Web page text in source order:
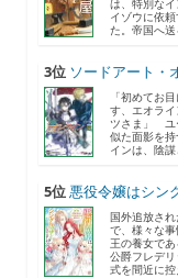
は、特別な
イゾウに依
た。帝国へ
3位 ソードアート・
2...
「初めてお
す、エオラ
ツさま」 ユ
似た面影を
インは、陰
5位悪役令嬢はシン
に...
国外追放さ
で、様々な
王の養女であ
公爵フレデ
式を間近に